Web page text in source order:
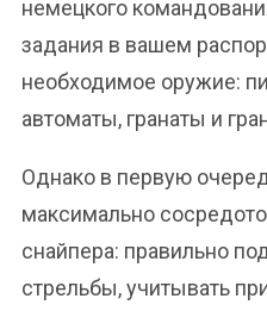
немецкого
задания в вашем
необходимое оружие:
автоматы, гранаты и
Однако в первую
максимально
снайпера: правильно
стрельбы, учитывать